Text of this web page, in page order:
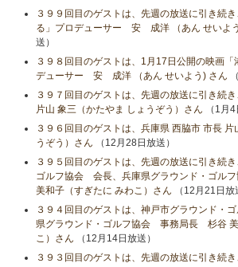
３９９回目のゲストは、先週の放送に引き続
る」プロデューサー 安 成洋 （あん せいよ
送）
３９８回目のゲストは、1月17日公開の映画「
デューサー 安 成洋 （あん せいよう) さん
３９７回目のゲストは、先週の放送に引き続
片山 象三（かたやま しょうぞう）さん （1月4
３９６回目のゲストは、兵庫県 西脇市 市長 片
うぞう）さん （12月28日放送）
３９５回目のゲストは、先週の放送に引き続
ゴルフ協会 会長、兵庫県グラウンド・ゴル
美和子（すぎたに みわこ）さん （12月21日放
３９４回目のゲストは、神戸市グラウンド・
県グラウンド・ゴルフ協会 事務局長 杉谷
こ）さん （12月14日放送）
３９３回目のゲストは、先週の放送に引き続